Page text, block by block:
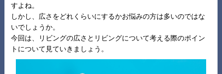
すよね。
しかし、広さをどれくらいにするかお悩みの方は多いのではな
いでしょうか。
今回は、リビングの広さとリビングについて考える際のポイン
トについて見ていきましょう。